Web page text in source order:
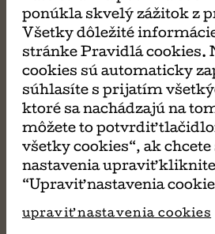
MÔŽE SA
ponúkla skvelý zážitok z
Všetky dôležité
stránke Pravidlá cookies.
cookies sú automaticky
súhlasíte s prijatím
ktoré sa nachádzajú na
môžete to potvrdiť
všetky cookies“, ak chcete
nastavenia upraviť
“Upraviť nastavenia
upraviť nastavenia cookies